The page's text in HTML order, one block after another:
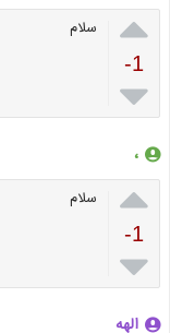

-1

سلام
،

-1

سلام
الهه